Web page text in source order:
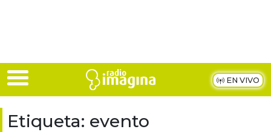
EN VIVO
Etiqueta: evento